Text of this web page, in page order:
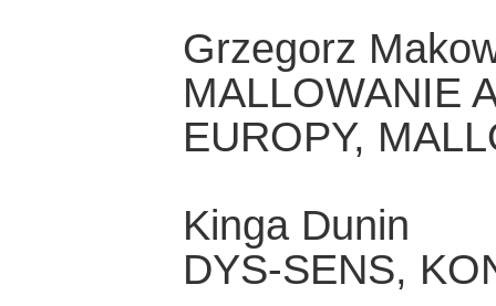
Grzegorz
MALLOWANIE
EUROPY,
Kinga Dunin
DYS-SENS,